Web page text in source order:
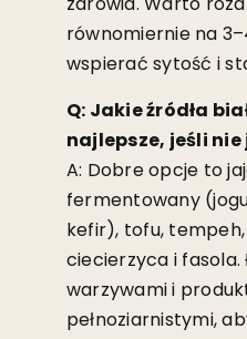
równomiernie na
wspierać sytość i
Q: Jakie źródła
najlepsze, jeśli nie
A: Dobre opcje to
fermentowany
kefir), tofu,
ciecierzyca i fasola.
warzywami i
pełnoziarnistymi,